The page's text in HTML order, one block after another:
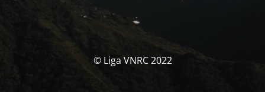
© Liga VNRC 2022